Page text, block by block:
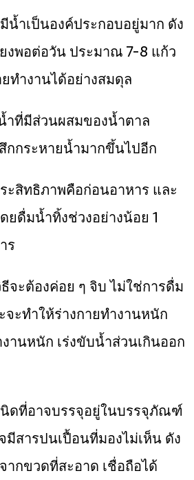
น้ำเป็นองค์ประกอบอยู่มาก ดัง
งพอต่อวัน ประมาณ 7-8 แก้ว
ทำงานได้อย่างสมดุล
ำที่มีส่วนผสมของน้ำตาล
กกระหายน้ำมากขึ้นไปอีก
ะสิทธิภาพคือก่อนอาหาร และ
ดื่มน้ำทิ้งช่วงอย่างน้อย 1
ร
จะต้องค่อย ๆ จิบ ไม่ใช่การดื่ม
จะทำให้ร่างกายทำงานหนัก
านหนัก เร่งขับน้ำส่วนเกินออก
ดที่อาจบรรจุอยู่ในบรรจุภัณฑ์
สารปนเปื้อนที่มองไม่เห็น ดัง
กขวดที่สะอาด เชื่อถือได้